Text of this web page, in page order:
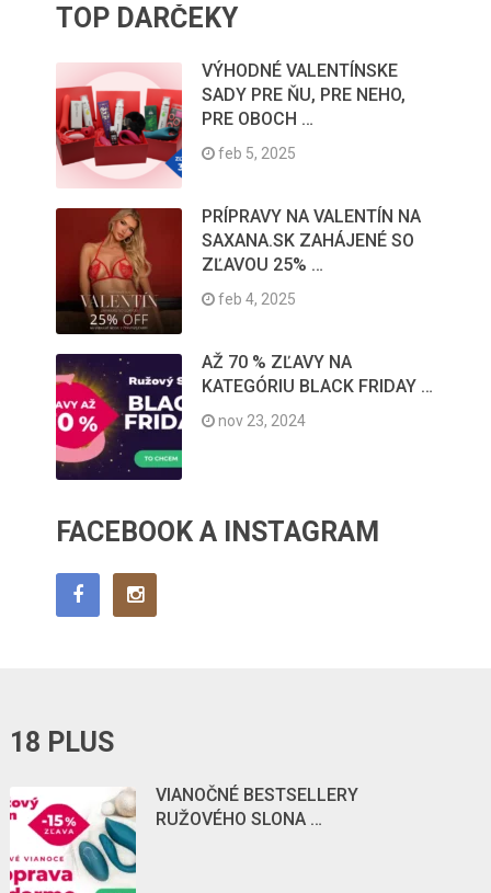
TOP DARČEKY
VÝHODNÉ VALENTÍNSKE
SADY PRE ŇU, PRE NEHO,
PRE OBOCH …
feb 5, 2025
PRÍPRAVY NA VALENTÍN NA
SAXANA.SK ZAHÁJENÉ SO
ZĽAVOU 25% …
feb 4, 2025
AŽ 70 % ZĽAVY NA
KATEGÓRIU BLACK FRIDAY …
nov 23, 2024
FACEBOOK A INSTAGRAM
18 PLUS
VIANOČNÉ BESTSELLERY
RUŽOVÉHO SLONA …